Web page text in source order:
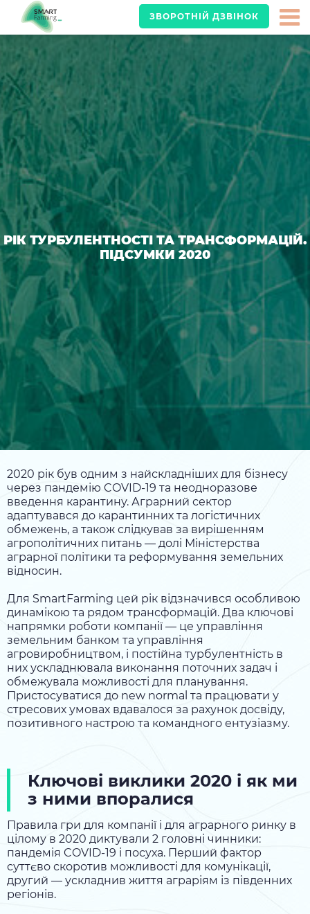
ЗВОРОТНІЙ ДЗВІНОК
РІК ТУРБУЛЕНТНОСТІ ТА ТРАНСФОРМАЦІЙ.
ПІДСУМКИ 2020
2020 рік був одним з найскладніших для бізнесу
через пандемію COVID-19 та неодноразове
введення карантину. Аграрний сектор
адаптувався до карантинних та логістичних
обмежень, а також слідкував за вирішенням
агрополітичних питань — долі Міністерства
аграрної політики та реформування земельних
відносин.
Для SmartFarming цей рік відзначився особливою
динамікою та рядом трансформацій. Два ключові
напрямки роботи компанії — це управління
земельним банком та управління
агровиробництвом, і постійна турбулентність в
них ускладнювала виконання поточних задач і
обмежувала можливості для планування.
Пристосуватися до new normal та працювати у
стресових умовах вдавалося за рахунок досвіду,
позитивного настрою та командного ентузіазму.
Ключові виклики 2020 і як ми
з ними впоралися
Правила гри для компанії і для аграрного ринку в
цілому в 2020 диктували 2 головні чинники:
пандемія COVID-19 і посуха. Перший фактор
суттєво скоротив можливості для комунікації,
другий — ускладнив життя аграріям із південних
регіонів.